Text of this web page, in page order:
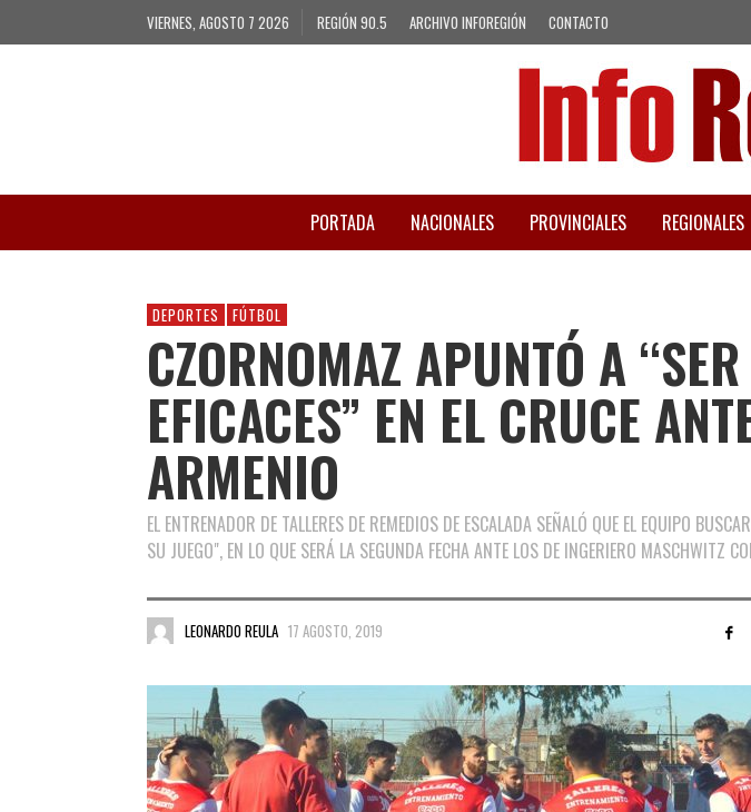
VIERNES, AGOSTO 7 2026 REGIÓN 90.5 ARCHIVO INFOREGIÓN CONTACTO
PORTADA NACIONALES PROVINCIALES REGIONALES
DEPORTES FÚTBOL
CZORNOMAZ APUNTÓ A “SER
EFICACES” EN EL CRUCE
ARMENIO
EL ENTRENADOR DE TALLERES DE REMEDIOS DE ESCALADA SEÑALÓ QUE EL EQUIPO
SU JUEGO", EN LO QUE SERÁ LA SEGUNDA FECHA ANTE LOS DE INGERIERO MASCHWITZ
LEONARDO REULA 17 AGOSTO, 2019